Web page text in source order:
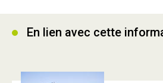
En lien avec cette